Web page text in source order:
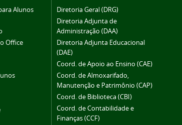
Alunos
Office
Diretoria Geral (DRG)
Diretoria Adjunta de
Administração (DAA)
Diretoria Adjunta Educacional
(DAE)
Coord. de Apoio ao Ensino (CAE)
Coord. de Almoxarifado,
Manutenção e Patrimônio (CAP)
Coord. de Biblioteca (CBI)
Coord. de Contabilidade e
Finanças (CCF)